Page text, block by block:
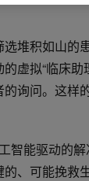
堆积如山的
虚拟“临床
询问。这样
智能驱动的
、可能挽救